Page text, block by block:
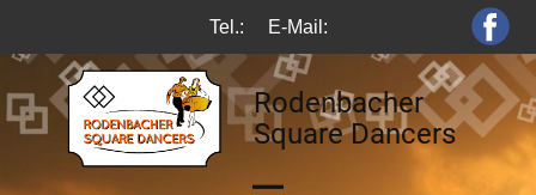
Tel.: E-Mail:
Rodenbacher
Square Dancers